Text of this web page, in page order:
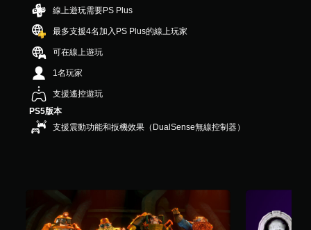
顆
星
，
共
1
則
評
分
線上遊玩需要PS Plus
最多支援4名加入PS Plus的線上玩家
可在線上遊玩
1名玩家
支援遙控遊玩
PS5版本
支援震動功能和扳機效果（DualSense無線控制器）